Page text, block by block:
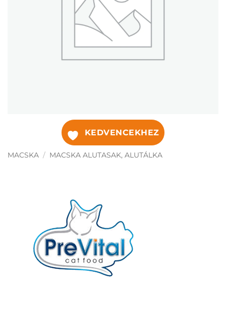
KEDVENCEKHEZ
MACSKA / MACSKA ALUTASAK, ALUTÁLKA